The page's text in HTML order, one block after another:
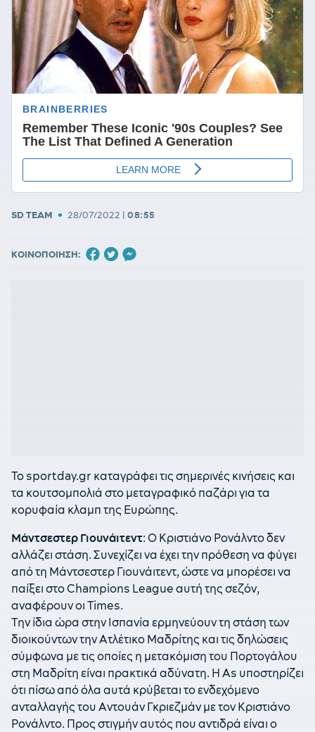
SD TEAM • 28/07/2022 | 08:55
ΚΟΙΝΟΠΟΙΗΣΗ:
Το sportday.gr καταγράφει τις σημερινές κινήσεις και
τα κουτσομπολιά στο μεταγραφικό παζάρι για τα
κορυφαία κλαμπ της Ευρώπης.
Μάντσεστερ Γιουνάιτεντ: Ο Κριστιάνο Ρονάλντο δεν
αλλάζει στάση. Συνεχίζει να έχει την πρόθεση να φύγει
από τη Μάντσεστερ Γιουνάιτεντ, ώστε να μπορέσει να
παίξει στο Champions League αυτή της σεζόν,
αναφέρουν οι Times.
Την ίδια ώρα στην Ισπανία ερμηνεύουν τη στάση των
διοικούντων την Ατλέτικο Μαδρίτης και τις δηλώσεις
σύμφωνα με τις οποίες η μετακόμιση του Πορτογάλου
στη Μαδρίτη είναι πρακτικά αδύνατη. Η As υποστηρίζει
ότι πίσω από όλα αυτά κρύβεται το ενδεχόμενο
ανταλλαγής του Αντουάν Γκριεζμάν με τον Κριστιάνο
Ρονάλντο. Προς στιγμήν αυτός που αντιδρά είναι ο